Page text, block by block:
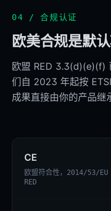
04 / 合规认证
欧美合规是默
欧盟 RED 3.3(d)(e)(f)
们自 2023 年起按
成果直接由你的产品继
CE
欧盟符合性，2014/53/EU
RED